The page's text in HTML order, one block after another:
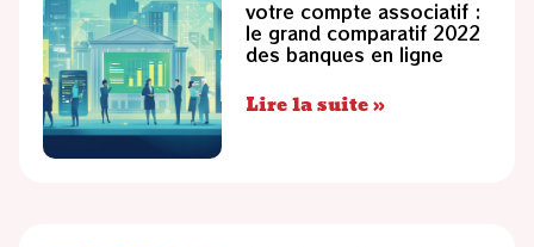
votre compte associatif :
le grand comparatif 2022
des banques en ligne
Lire la suite »